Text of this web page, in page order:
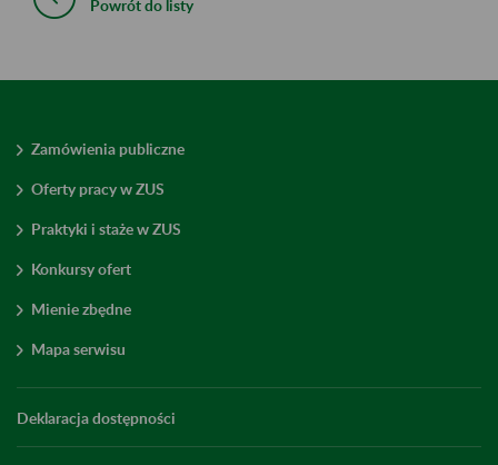
Powrót do listy
Zamówienia publiczne
Oferty pracy w ZUS
Praktyki i staże w ZUS
Konkursy ofert
Mienie zbędne
Mapa serwisu
Deklaracja dostępności